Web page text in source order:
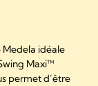
Medela idéale
Maxi™
permet d’être